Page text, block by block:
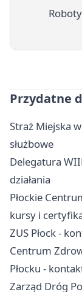
Przydatne
Straż Miejska
służbowe
Delegatura
działania
Płockie
kursy i
ZUS Płock -
Centrum
Płocku -
Zarząd Dróg